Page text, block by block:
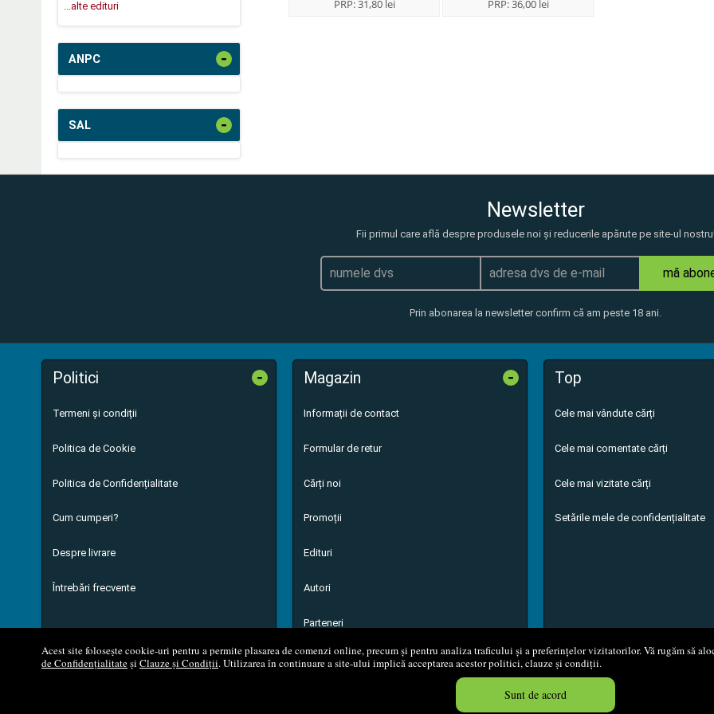
Acest site folosește cookie-uri pentru a permite plasarea de comenzi online, precum și pentru analiza traficului și a preferințelor vizitatorilor. Vă rugăm să
de Confidențialitateși Clauze și Condiții. Utilizarea în continuare a site-ului implică acceptarea acestor politici, clauze și condiții.
Sunt de acord
...alte edituri
ANPC -
SAL -
PRP:31,80 lei PRP:36,00 lei
Newsletter
Fii primul care află despre produsele noi și reducerile apărute pe site-ul nostru!
mă
Prin abonarea la newsletter confirm că am peste 18 ani.
Politici -
Termeni și condiții
Politica de Cookie
Politica de Confidențialitate
Cum cumperi?
Despre livrare
Întrebări frecvente
Magazin -
Informații de contact
Formular de retur
Cărți noi
Promoții
Edituri
Autori
Parteneri
Top
Cele mai vândute cărți
Cele mai comentate cărți
Cele mai vizitate cărți
Setările mele de confidențialitate
© 2008 - 2026 S.C. M.G. Net Distribution S.R.L. Magazin online
Created in 0.0524 sec